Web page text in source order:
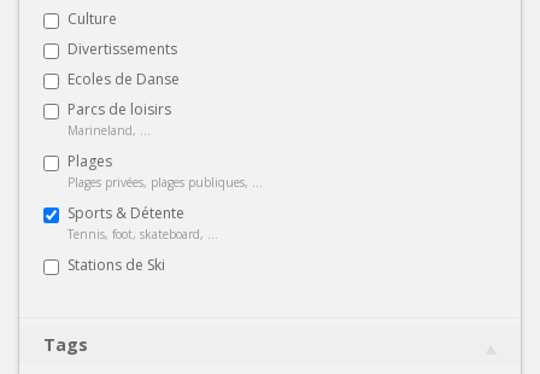
Culture
Divertissements
Ecoles de Danse
Parcs de loisirs
Marineland, ...
Plages
Plages privées, plages publiques, ...
Sports & Détente
Tennis, foot, skateboard, ...
Stations de Ski
Tags